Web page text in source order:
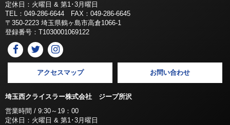
定休日：火曜日 & 第1･3月曜日
TEL：049-286-6644 FAX：049-286-6645
〒350-2223 埼玉県鶴ヶ島市高倉1066-1
登録番号：T1030001069122
アクセスマップ お問い合わせ
埼玉西クライスラー株式会社 ジープ所沢
営業時間 / 9:30～19：00
定休日：火曜日 & 第1･3月曜日